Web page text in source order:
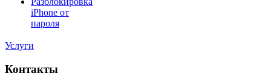
iPhone от
пароля
Услуги
Контакты